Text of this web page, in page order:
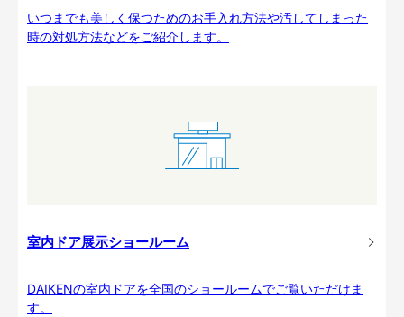
いつまでも美しく保つためのお手入れ方法や汚してしまった
時の対処方法などをご紹介します。
室内ドア展示ショールーム
DAIKENの室内ドアを全国のショールームでご覧いただけま
す。